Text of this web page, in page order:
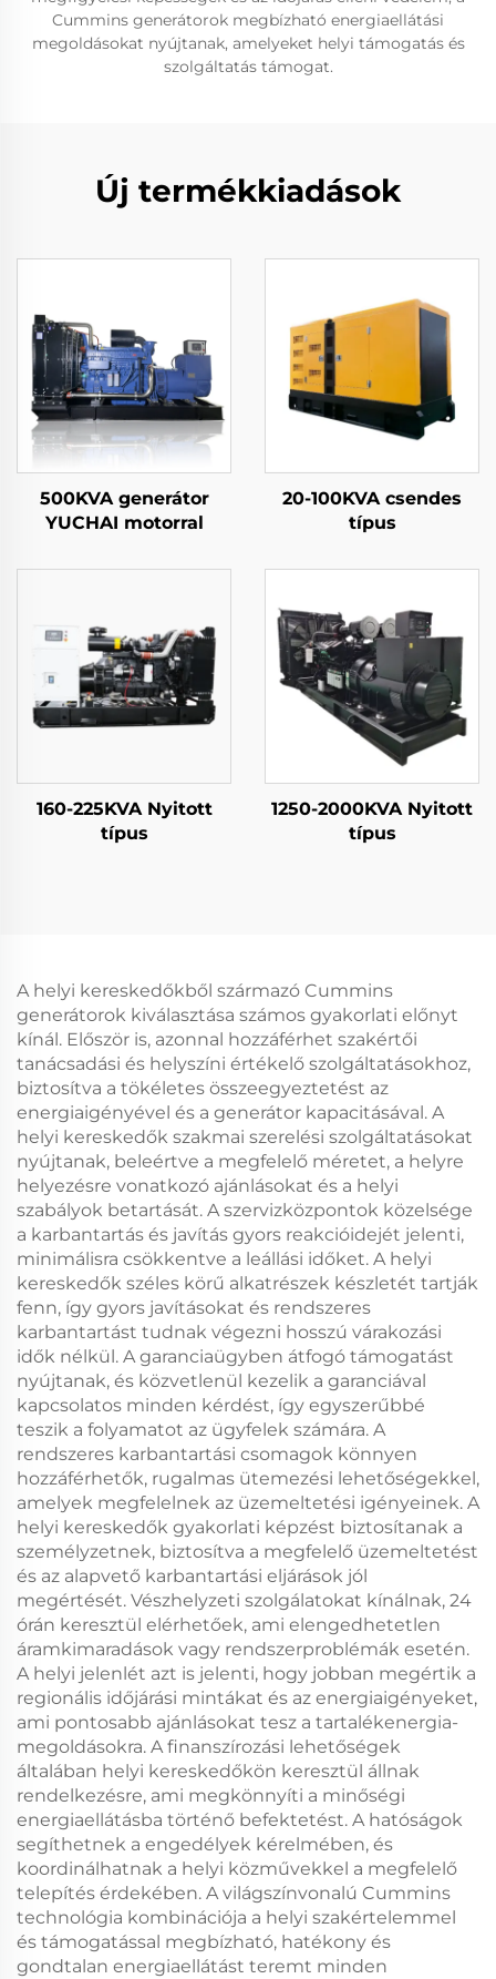
Cummins generátorok megbízható energiaellátási
megoldásokat nyújtanak, amelyeket helyi támogatás és
szolgáltatás támogat.
Új termékkiadások
500KVA generátor
YUCHAI motorral
20-100KVA csendes
típus
160-225KVA Nyitott
típus
1250-2000KVA Nyitott
típus
A helyi kereskedőkből származó Cummins
generátorok kiválasztása számos gyakorlati előnyt
kínál. Először is, azonnal hozzáférhet szakértői
tanácsadási és helyszíni értékelő szolgáltatásokhoz,
biztosítva a tökéletes összeegyeztetést az
energiaigényével és a generátor kapacitásával. A
helyi kereskedők szakmai szerelési szolgáltatásokat
nyújtanak, beleértve a megfelelő méretet, a helyre
helyezésre vonatkozó ajánlásokat és a helyi
szabályok betartását. A szervizközpontok közelsége
a karbantartás és javítás gyors reakcióidejét jelenti,
minimálisra csökkentve a leállási időket. A helyi
kereskedők széles körű alkatrészek készletét tartják
fenn, így gyors javításokat és rendszeres
karbantartást tudnak végezni hosszú várakozási
idők nélkül. A garanciaügyben átfogó támogatást
nyújtanak, és közvetlenül kezelik a garanciával
kapcsolatos minden kérdést, így egyszerűbbé
teszik a folyamatot az ügyfelek számára. A
rendszeres karbantartási csomagok könnyen
hozzáférhetők, rugalmas ütemezési lehetőségekkel,
amelyek megfelelnek az üzemeltetési igényeinek. A
helyi kereskedők gyakorlati képzést biztosítanak a
személyzetnek, biztosítva a megfelelő üzemeltetést
és az alapvető karbantartási eljárások jól
megértését. Vészhelyzeti szolgálatokat kínálnak, 24
órán keresztül elérhetőek, ami elengedhetetlen
áramkimaradások vagy rendszerproblémák esetén.
A helyi jelenlét azt is jelenti, hogy jobban megértik a
regionális időjárási mintákat és az energiaigényeket,
ami pontosabb ajánlásokat tesz a tartalékenergia-
megoldásokra. A finanszírozási lehetőségek
általában helyi kereskedőkön keresztül állnak
rendelkezésre, ami megkönnyíti a minőségi
energiaellátásba történő befektetést. A hatóságok
segíthetnek a engedélyek kérelmében, és
koordinálhatnak a helyi közművekkel a megfelelő
telepítés érdekében. A világszínvonalú Cummins
technológia kombinációja a helyi szakértelemmel
és támogatással megbízható, hatékony és
gondtalan energiaellátást teremt minden